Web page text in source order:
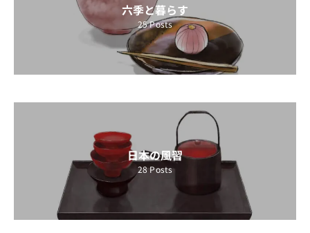
六季と暮らす
25Posts
日本の風習
28Posts